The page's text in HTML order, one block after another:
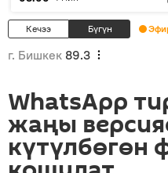
Кечээ Бүгүн
г. Бишкек 89.3
WhatsApp
жаңы
күтүлбөгөн